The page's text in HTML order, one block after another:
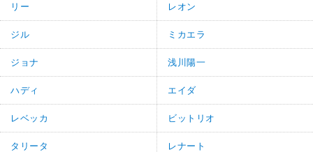
リー レオン
ジル ミカエラ
ジョナ 浅川陽一
ハディ エイダ
レベッカ ビットリオ
タリータ レナート